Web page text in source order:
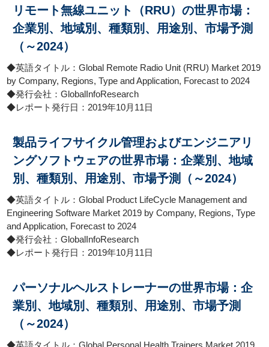
リモート無線ユニット（RRU）の世界市場：
企業別、地域別、種類別、用途別、市場予測
（～2024）
◆英語タイトル：Global Remote Radio Unit (RRU) Market 2019
by Company, Regions, Type and Application, Forecast to 2024
◆発行会社：GlobalInfoResearch
◆レポート発行日：2019年10月11日
製品ライフサイクル管理およびエンジニアリ
ングソフトウェアの世界市場：企業別、地域
別、種類別、用途別、市場予測（～2024）
◆英語タイトル：Global Product LifeCycle Management and
Engineering Software Market 2019 by Company, Regions, Type
and Application, Forecast to 2024
◆発行会社：GlobalInfoResearch
◆レポート発行日：2019年10月11日
パーソナルヘルストレーナーの世界市場：企
業別、地域別、種類別、用途別、市場予測
（～2024）
◆英語タイトル：Global Personal Health Trainers Market 2019